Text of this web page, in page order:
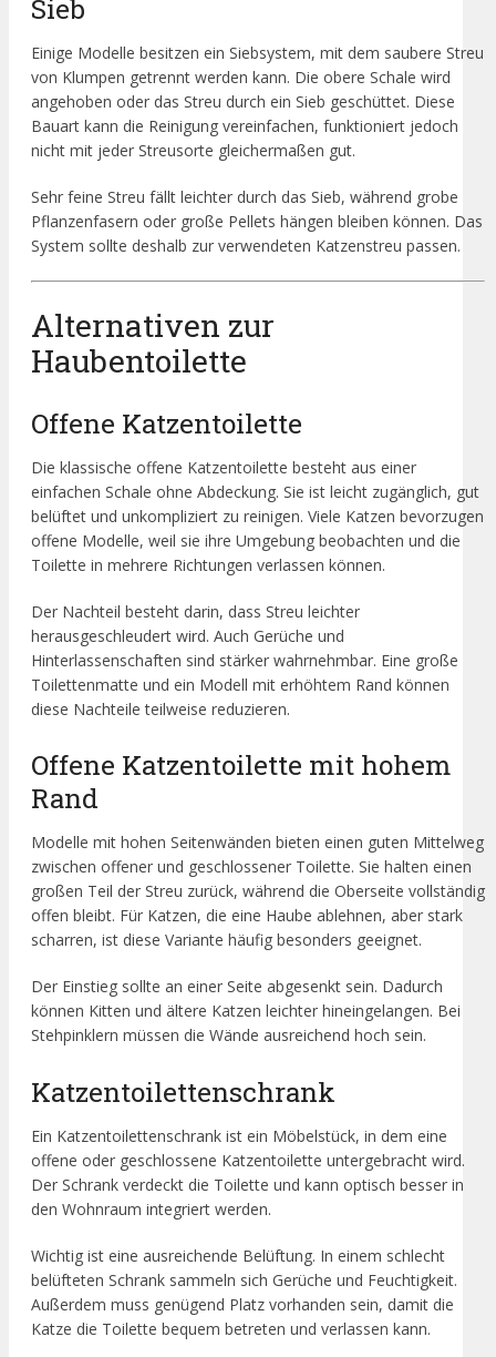
Sieb
Einige Modelle besitzen ein Siebsystem, mit dem saubere Streu
von Klumpen getrennt werden kann. Die obere Schale wird
angehoben oder das Streu durch ein Sieb geschüttet. Diese
Bauart kann die Reinigung vereinfachen, funktioniert jedoch
nicht mit jeder Streusorte gleichermaßen gut.
Sehr feine Streu fällt leichter durch das Sieb, während grobe
Pflanzenfasern oder große Pellets hängen bleiben können. Das
System sollte deshalb zur verwendeten Katzenstreu passen.
Alternativen zur
Haubentoilette
Offene Katzentoilette
Die klassische offene Katzentoilette besteht aus einer
einfachen Schale ohne Abdeckung. Sie ist leicht zugänglich, gut
belüftet und unkompliziert zu reinigen. Viele Katzen bevorzugen
offene Modelle, weil sie ihre Umgebung beobachten und die
Toilette in mehrere Richtungen verlassen können.
Der Nachteil besteht darin, dass Streu leichter
herausgeschleudert wird. Auch Gerüche und
Hinterlassenschaften sind stärker wahrnehmbar. Eine große
Toilettenmatte und ein Modell mit erhöhtem Rand können
diese Nachteile teilweise reduzieren.
Offene Katzentoilette mit hohem
Rand
Modelle mit hohen Seitenwänden bieten einen guten Mittelweg
zwischen offener und geschlossener Toilette. Sie halten einen
großen Teil der Streu zurück, während die Oberseite vollständig
offen bleibt. Für Katzen, die eine Haube ablehnen, aber stark
scharren, ist diese Variante häufig besonders geeignet.
Der Einstieg sollte an einer Seite abgesenkt sein. Dadurch
können Kitten und ältere Katzen leichter hineingelangen. Bei
Stehpinklern müssen die Wände ausreichend hoch sein.
Katzentoilettenschrank
Ein Katzentoilettenschrank ist ein Möbelstück, in dem eine
offene oder geschlossene Katzentoilette untergebracht wird.
Der Schrank verdeckt die Toilette und kann optisch besser in
den Wohnraum integriert werden.
Wichtig ist eine ausreichende Belüftung. In einem schlecht
belüfteten Schrank sammeln sich Gerüche und Feuchtigkeit.
Außerdem muss genügend Platz vorhanden sein, damit die
Katze die Toilette bequem betreten und verlassen kann.